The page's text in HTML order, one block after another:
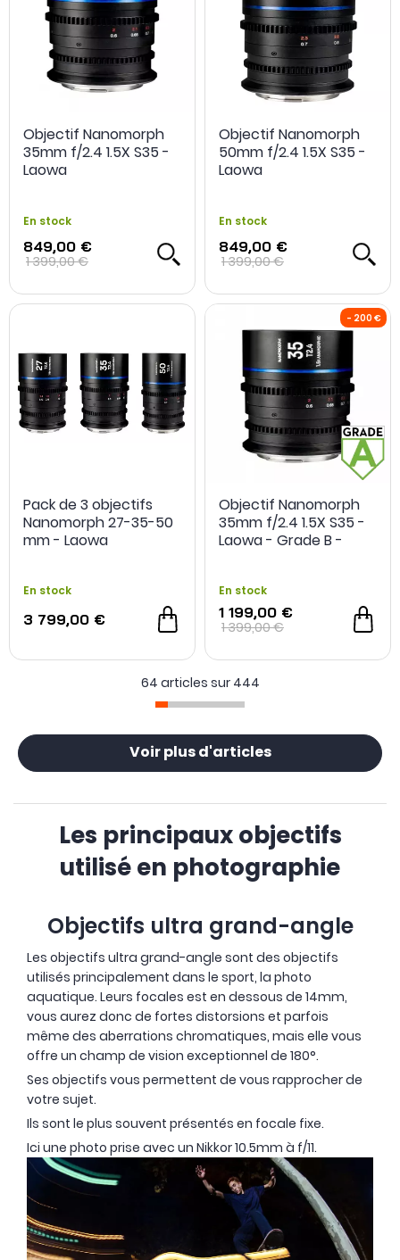
- 149,90 €
Objectif Nanomorph
35mm f/2.4 1.5X S35 -
Laowa
En stock
849,00 €
1 399,00 €
Objectif Nanomorph
50mm f/2.4 1.5X S35 -
Laowa
En stock
849,00 €
1 399,00 €
Pack de 3 objectifs
Nanomorph 27-35-50
mm - Laowa
En stock
3 799,00 €
Objectif Nanomorph
35mm f/2.4 1.5X S35 -
Laowa - Grade B -
En stock
1 199,00 €
1 399,00 €
64 articles sur 444
Voir plus d'articles
Les principaux objectifs
utilisé en photographie
Objectifs ultra grand-angle
Les objectifs ultra grand-angle sont des objectifs
utilisés principalement dans le sport, la photo
aquatique. Leurs focales est en dessous de 14mm,
vous aurez donc de fortes distorsions et parfois
même des aberrations chromatiques, mais elle vous
offre un champ de vision exceptionnel de 180°.
Ses objectifs vous permettent de vous rapprocher de
votre sujet.
Ils sont le plus souvent présentés en focale fixe.
Ici une photo prise avec un Nikkor 10.5mm à f/11.